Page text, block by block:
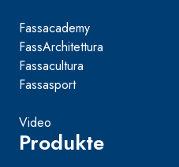
Fassacademy
FassArchitettura
Fassacultura
Fassasport
Video
Produkte